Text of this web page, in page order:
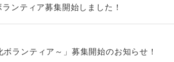
ンティア募集開始しました！
ランティア～」募集開始のお知らせ！